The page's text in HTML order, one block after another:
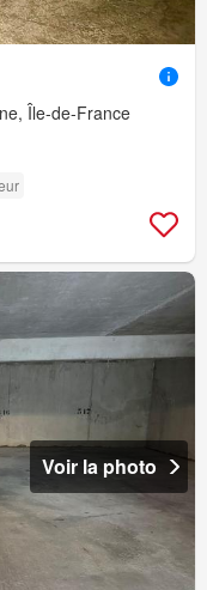
Île-de-France
Voir la photo